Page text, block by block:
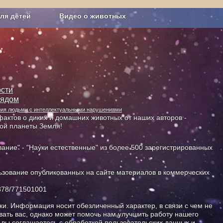
детей Видео о животных
Сельское хозяйство
людьми с интеллектуальными нарушениями
о диких и домашних животных от наших авторов -
планеты Земля!
- "Науки естественные" из более 500 зарегистрированных
опубликованных на сайте материалов в коммерческих
771501001
Информация носит обезличенный характер, в связи с чем не
вас, однако может помочь нам улучшить работу нашего